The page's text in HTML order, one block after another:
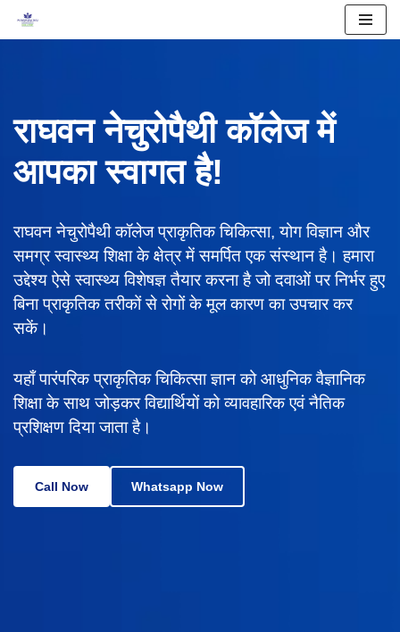
राघवन नेचुरोपैथी कॉलेज में
आपका स्वागत है!
राघवन नेचुरोपैथी कॉलेज प्राकृतिक चिकित्सा, योग विज्ञान और
समग्र स्वास्थ्य शिक्षा के क्षेत्र में समर्पित एक संस्थान है। हमारा
उद्देश्य ऐसे स्वास्थ्य विशेषज्ञ तैयार करना है जो दवाओं पर निर्भर हुए
बिना प्राकृतिक तरीकों से रोगों के मूल कारण का उपचार कर
सकें।
यहाँ पारंपरिक प्राकृतिक चिकित्सा ज्ञान को आधुनिक वैज्ञानिक
शिक्षा के साथ जोड़कर विद्यार्थियों को व्यावहारिक एवं नैतिक
प्रशिक्षण दिया जाता है।
Call Now Whatsapp Now